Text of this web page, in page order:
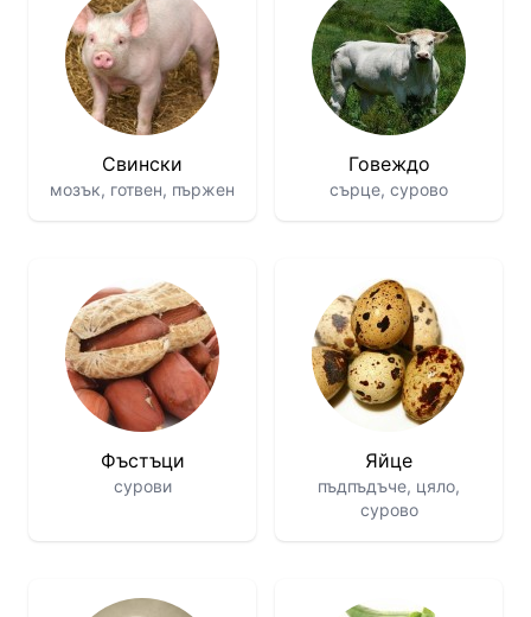
Свински
мозък, готвен, пържен
Говеждо
сърце, сурово
Фъстъци
сурови
Яйце
пъдпъдъче, цяло,
сурово